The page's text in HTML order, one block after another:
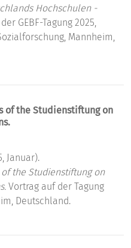
Hochschulen -
GEBF-Tagung 2025,
Mannheim,
of the Studienstiftung on
Januar).
the Studienstiftung on
Vortrag auf der Tagung
Deutschland.